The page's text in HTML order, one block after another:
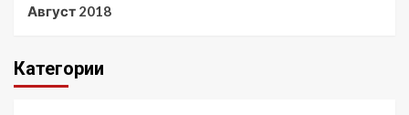
Август 2018
Категории